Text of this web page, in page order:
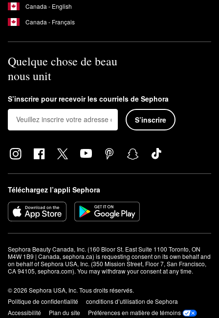
Canada - English
Canada - Français
Quelque chose de beau
nous unit
S’inscrire pour recevoir les courriels de Sephora
S’inscrire
Téléchargez l’appli Sephora
Sephora Beauty Canada, Inc. (160 Bloor St. East Suite 1100 Toronto, ON
M4W 1B9 | Canada, sephora.ca) is requesting consent on its own behalf and
on behalf of Sephora USA, Inc. (350 Mission Street, Floor 7, San Francisco,
CA 94105, sephora.com). You may withdraw your consent at any time.
© 2026 Sephora USA, Inc. Tous droits réservés.
Politique de confidentialité
conditions d’utilisation de Sephora
Accessibilité
Plan du site Préférences en matière de témoins